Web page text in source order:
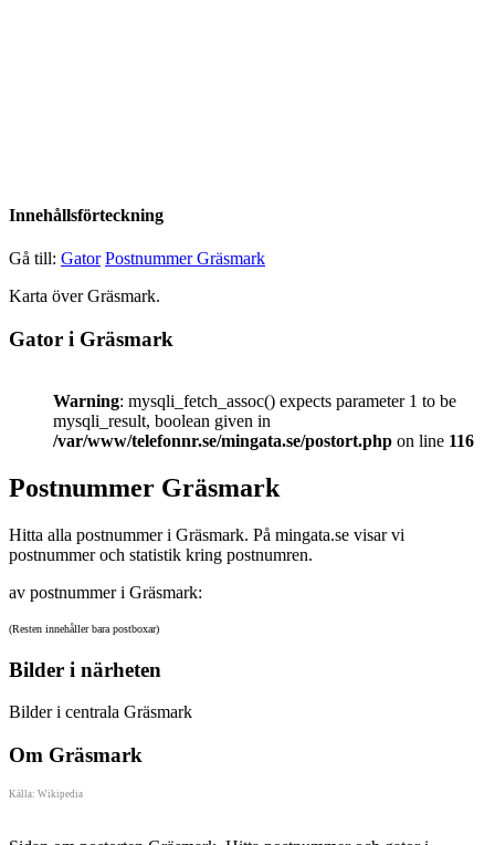
Innehållsförteckning
Gå till: Gator Postnummer Gräsmark
Karta över Gräsmark.
Gator i Gräsmark
Warning: mysqli_fetch_assoc() expects parameter 1 to be
mysqli_result, boolean given in
/var/www/telefonnr.se/mingata.se/postort.php on line 116
Postnummer Gräsmark
Hitta alla postnummer i Gräsmark. På mingata.se visar vi
postnummer och statistik kring postnumren.
av postnummer i Gräsmark:
(Resten innehåller bara postboxar)
Bilder i närheten
Bilder i centrala Gräsmark
Om Gräsmark
Källa: Wikipedia